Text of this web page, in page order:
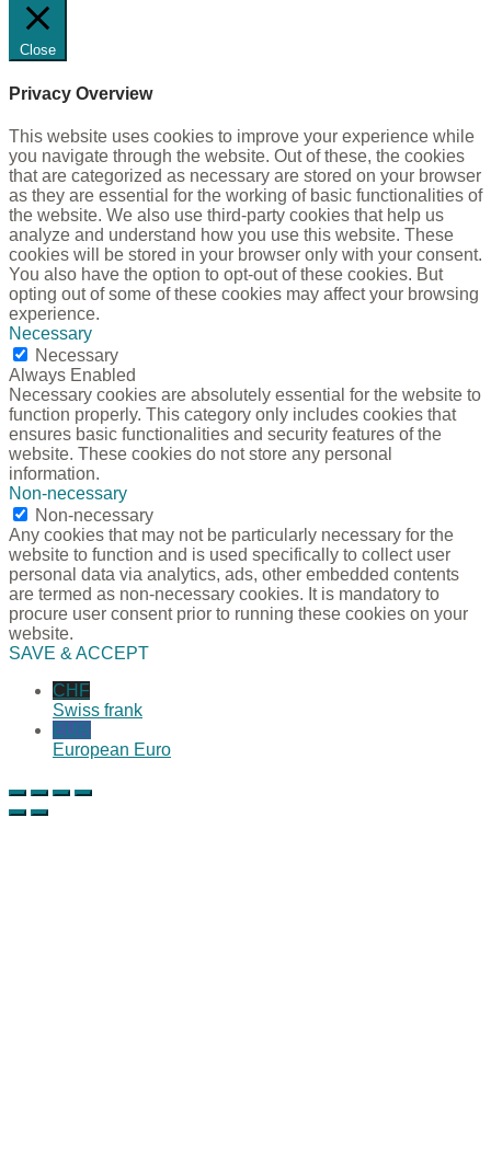
Close
Privacy Overview
This website uses cookies to improve your experience while
you navigate through the website. Out of these, the cookies
that are categorized as necessary are stored on your browser
as they are essential for the working of basic functionalities of
the website. We also use third-party cookies that help us
analyze and understand how you use this website. These
cookies will be stored in your browser only with your consent.
You also have the option to opt-out of these cookies. But
opting out of some of these cookies may affect your browsing
experience.
Necessary
Necessary
Always Enabled
Necessary cookies are absolutely essential for the website to
function properly. This category only includes cookies that
ensures basic functionalities and security features of the
website. These cookies do not store any personal
information.
Non-necessary
Non-necessary
Any cookies that may not be particularly necessary for the
website to function and is used specifically to collect user
personal data via analytics, ads, other embedded contents
are termed as non-necessary cookies. It is mandatory to
procure user consent prior to running these cookies on your
website.
SAVE & ACCEPT
CHF
Swiss frank
EUR
European Euro